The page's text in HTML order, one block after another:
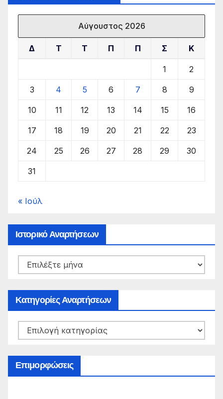
Αύγουστος 2026
Δ Τ Τ Π Π Σ Κ
1 2
3 4 5 6 7 8 9
10 11 12 13 14 15 16
17 18 19 20 21 22 23
24 25 26 27 28 29 30
31
« Ιούλ
Ιστορικό Αναρτήσεων
Ιστορικό
Αναρτήσεων
Κατηγορίες Αναρτήσεων
Κατηγορίες
Αναρτήσεων
Επιμορφώσεις